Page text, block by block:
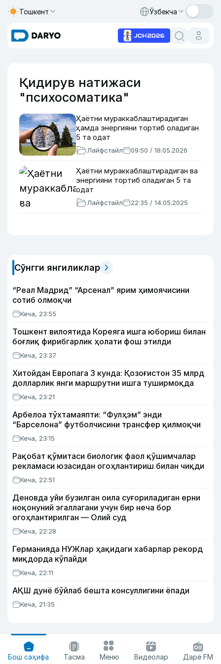
Тошкент Ўзбекча
Қидирув натижаси
"психосоматика"
Ҳаётни мураккаблаштирадиган
ҳамда энергияни тортиб оладиган
5 та одат
Лайфстайл 09:50 / 18.05.2026
Ҳаётни мураккаблаштирадиган ва
энергияни тортиб оладиган 5 та
одат
Лайфстайл 22:35 / 14.05.2025
Сўнгги янгиликлар
“Реал Мадрид” “Арсенал” ярим ҳимоячисини
сотиб олмоқчи
Кеча, 23:55
Тошкент вилоятида Кореяга ишга юбориш билан
боғлиқ фирибгарлик ҳолати фош этилди
Кеча, 23:37
Хитойдан Европага 3 кунда: Қозоғистон 35 млрд
долларлик янги маршрутни ишга туширмоқда
Кеча, 23:21
Арбелоа тўхтамаяпти: “Фулҳэм” энди
“Барселона” футболчисини трансфер қилмоқчи
Кеча, 23:15
Рақобат қўмитаси биологик фаол қўшимчалар
рекламаси юзасидан огоҳлантириш билан чиқди
Кеча, 22:51
Деновда уйи бузилган оила суғориладиган ерни
ноқонуний эгаллагани учун бир неча бор
огоҳлантирилган — Олий суд
Кеча, 22:28
Германияда НУЖлар ҳақидаги хабарлар рекорд
миқдорда кўпайди
Кеча, 22:11
АҚШ дунё бўйлаб бешта консуллигини ёпади
Кеча, 21:35
Бош саҳифа Тасма Меню Видеолар Дарё FM